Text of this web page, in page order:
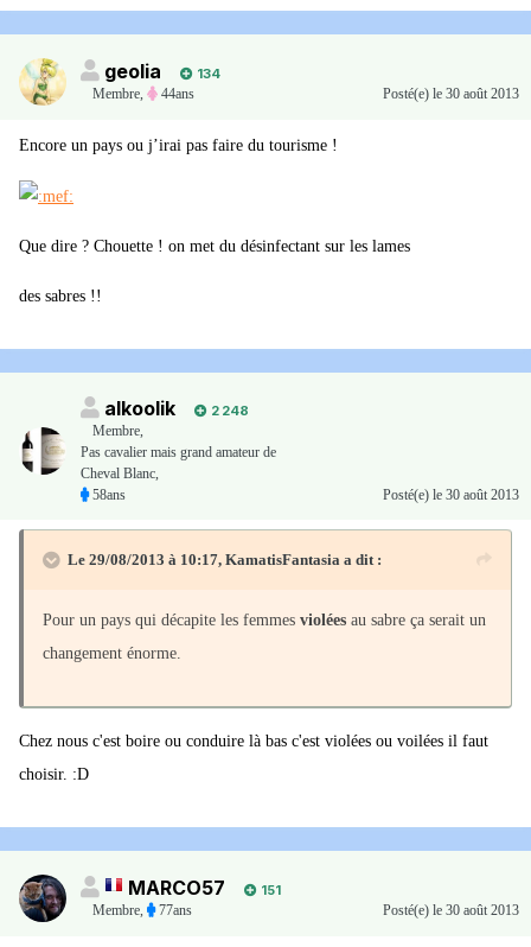
geolia
134
Membre, 44ans Posté(e) le 30 août 2013
Encore un pays ou j’irai pas faire du tourisme !
Que dire ? Chouette ! on met du désinfectant sur les lames
des sabres !!
alkoolik
2 248
Membre,
Pas cavalier mais grand amateur de
Cheval Blanc,
58ans
Posté(e) le 30 août 2013
Le 29/08/2013 à 10:17, KamatisFantasia a dit :
Pour un pays qui décapite les femmes violées au sabre ça serait un
changement énorme.
Chez nous c'est boire ou conduire là bas c'est violées ou voilées il faut
choisir. :D
MARCO57
151
Membre, 77ans Posté(e) le 30 août 2013